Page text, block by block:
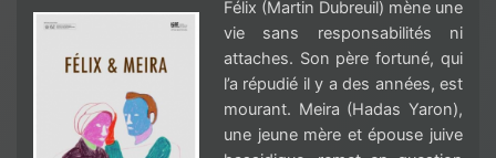
Félix (Martin Dubreuil) mène une
vie sans responsabilités ni
attaches. Son père fortuné, qui
l’a répudié il y a des années, est
mourant. Meira (Hadas Yaron),
une jeune mère etépouse juive